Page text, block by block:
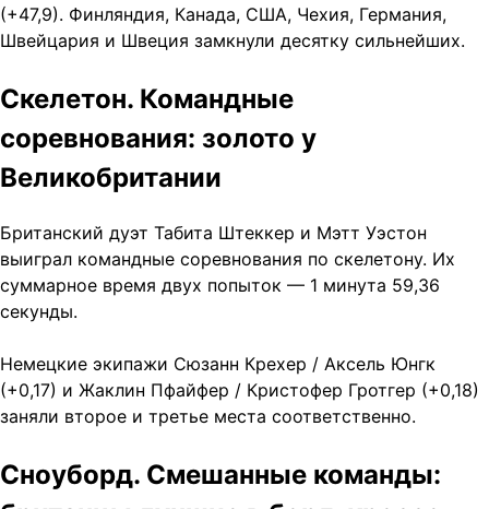
(+47,9). Финляндия, Канада, США, Чехия, Германия,
Швейцария и Швеция замкнули десятку сильнейших.
Скелетон. Командные
соревнования: золото у
Великобритании
Британский дуэт Табита Штеккер и Мэтт Уэстон
выиграл командные соревнования по скелетону. Их
суммарное время двух попыток — 1 минута 59,36
секунды.
Немецкие экипажи Сюзанн Крехер / Аксель Юнгк
(+0,17) и Жаклин Пфайфер / Кристофер Гротгер (+0,18)
заняли второе и третье места соответственно.
Сноуборд. Смешанные команды: